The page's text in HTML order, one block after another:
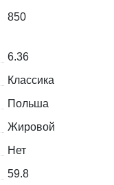
850
6.36
Классика
Польша
Жировой
Нет
59.8